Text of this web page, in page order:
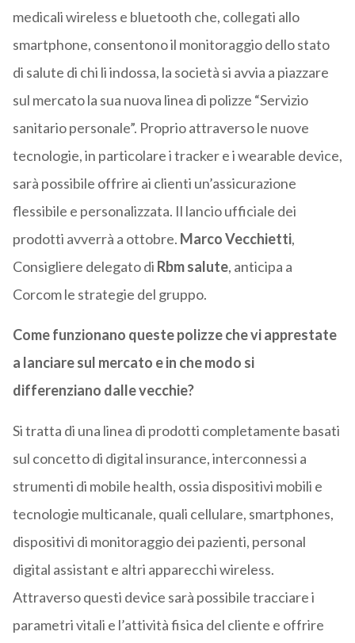
medicali wireless e bluetooth che, collegati allo
smartphone, consentono il monitoraggio dello stato
di salute di chi li indossa, la società si avvia a piazzare
sul mercato la sua nuova linea di polizze “Servizio
sanitario personale”. Proprio attraverso le nuove
tecnologie, in particolare i tracker e i wearable device,
sarà possibile offrire ai clienti un’assicurazione
flessibile e personalizzata. Il lancio ufficiale dei
prodotti avverrà a ottobre. Marco Vecchietti,
Consigliere delegato di Rbm salute, anticipa a
Corcom le strategie del gruppo.
Come funzionano queste polizze che vi apprestate
a lanciare sul mercato e in che modo si
differenziano dalle vecchie?
Si tratta di una linea di prodotti completamente basati
sul concetto di digital insurance, interconnessi a
strumenti di mobile health, ossia dispositivi mobili e
tecnologie multicanale, quali cellulare, smartphones,
dispositivi di monitoraggio dei pazienti, personal
digital assistant e altri apparecchi wireless.
Attraverso questi device sarà possibile tracciare i
parametri vitali e l’attività fisica del cliente e offrire